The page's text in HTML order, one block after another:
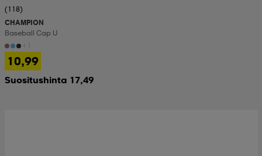
(118)
CHAMPION
Baseball Cap U
10,99
Suositushinta 17,49